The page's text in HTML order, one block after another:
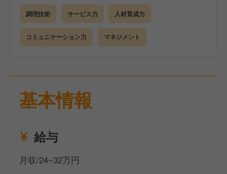
■副店長：入社３～４年で副店長を目指します。副店
長は接客、調理のエキスパートとして従業員への人材
育成を行うことや、店長の右腕としてシフト作成、食
材発注等の店舗マネジメントを実践し店長へのキャリ
舗責任者として、人材育成や組織の活性化を図り、業
績の最大化を実現します。そのために従業員にとって
から褒められる店舗創りを目指します。
調理技術 サービス力 人材育成力
コミュニケーション力 マネジメント
基本情報
給与
月収/24~32万円